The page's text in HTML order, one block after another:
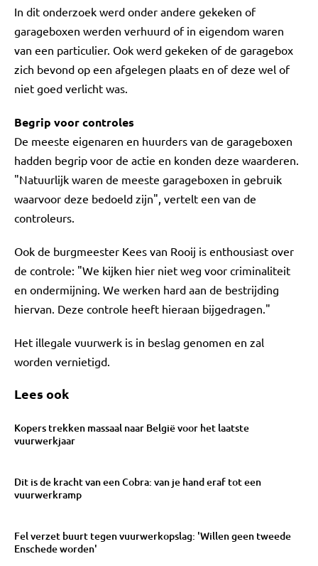
In dit onderzoek werd onder andere gekeken of
garageboxen werden verhuurd of in eigendom waren
van een particulier. Ook werd gekeken of de garagebox
zich bevond op een afgelegen plaats en of deze wel of
niet goed verlicht was.
Begrip voor controles
De meeste eigenaren en huurders van de garageboxen
hadden begrip voor de actie en konden deze waarderen.
"Natuurlijk waren de meeste garageboxen in gebruik
waarvoor deze bedoeld zijn", vertelt een van de
controleurs.
Ook de burgmeester Kees van Rooij is enthousiast over
de controle: "We kijken hier niet weg voor criminaliteit
en ondermijning. We werken hard aan de bestrijding
hiervan. Deze controle heeft hieraan bijgedragen."
Het illegale vuurwerk is in beslag genomen en zal
worden vernietigd.
Lees ook
Kopers trekken massaal naar België voor het laatste
vuurwerkjaar
Dit is de kracht van een Cobra: van je hand eraf tot een
vuurwerkramp
Fel verzet buurt tegen vuurwerkopslag: 'Willen geen tweede
Enschede worden'